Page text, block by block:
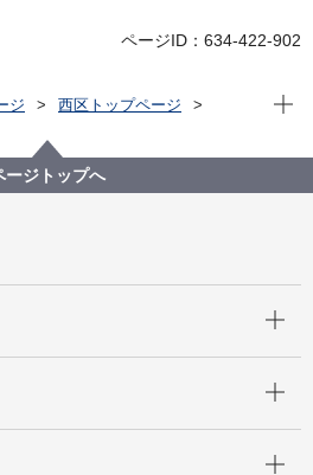
ページID：634-422-902
ジ
西区トップページ
んなときは？
現在
ージトップへ